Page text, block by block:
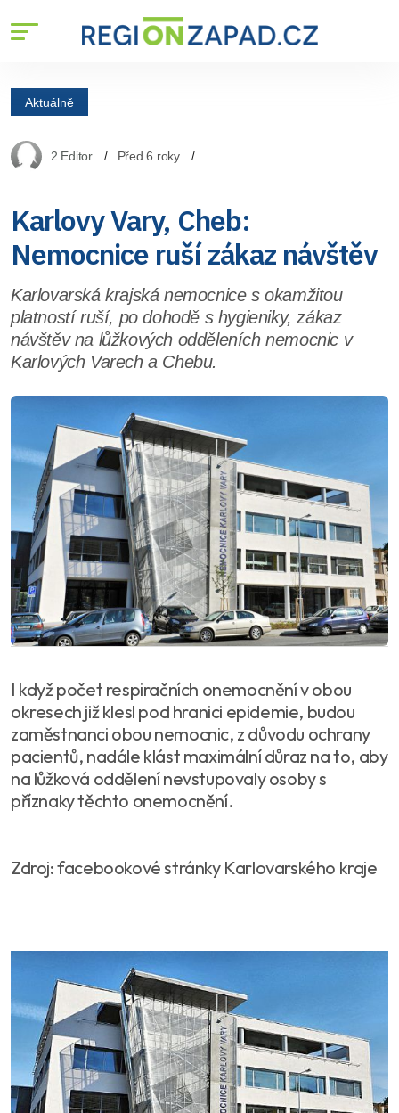
Aktuálně
2 Editor Před 6 roky
Karlovy Vary, Cheb:
Nemocnice ruší zákaz návštěv
Karlovarská krajská nemocnice s okamžitou
platností ruší, po dohodě s hygieniky, zákaz
návštěv na lůžkových odděleních nemocnic v
Karlových Varech a Chebu.
I když počet respiračních onemocnění v obou
okresech již klesl pod hranici epidemie, budou
zaměstnanci obou nemocnic, z důvodu ochrany
pacientů, nadále klást maximální důraz na to, aby
na lůžková oddělení nevstupovaly osoby s
příznaky těchto onemocnění.
Zdroj: facebookové stránky Karlovarského kraje